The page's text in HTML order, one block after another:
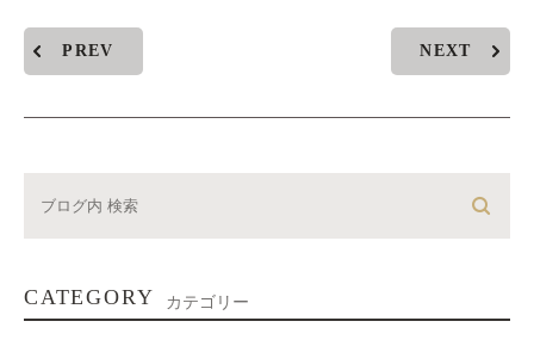
PREV NEXT
CATEGORY カテゴリー